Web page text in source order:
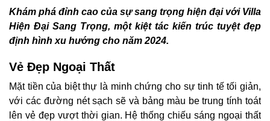
Khám phá đỉnh cao của sự sang trọng hiện đại với Villa
Hiện Đại Sang Trọng, một kiệt tác kiến trúc tuyệt đẹp
định hình xu hướng cho năm 2024.
Vẻ Đẹp Ngoại Thất
Mặt tiền của biệt thự là minh chứng cho sự tinh tế tối giản,
với các đường nét sạch sẽ và bảng màu be trung tính toát
lên vẻ đẹp vượt thời gian. Hệ thống chiếu sáng ngoại thất